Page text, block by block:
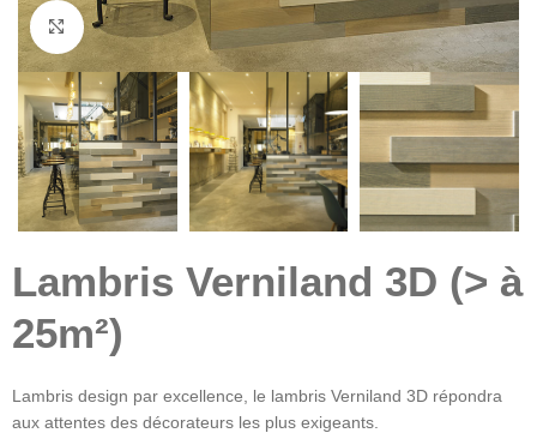
Click to enlarge
Lambris Verniland 3D (> à
25m²)
Lambris design par excellence, le lambris Verniland 3D répondra
aux attentes des décorateurs les plus exigeants.